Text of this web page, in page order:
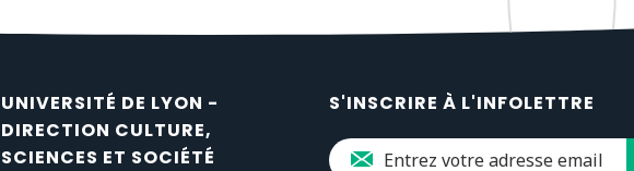
UNIVERSITÉ DE LYON -
DIRECTION CULTURE,
SCIENCES ET SOCIÉTÉ
S'INSCRIRE À L'INFOLETTRE